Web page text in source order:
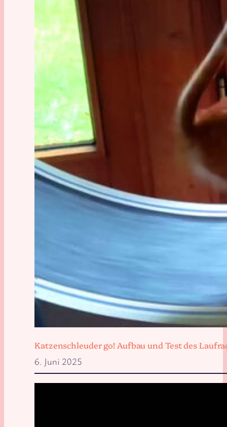
Katzenschleuder go! Aufbau und Test des
6. Juni 2025